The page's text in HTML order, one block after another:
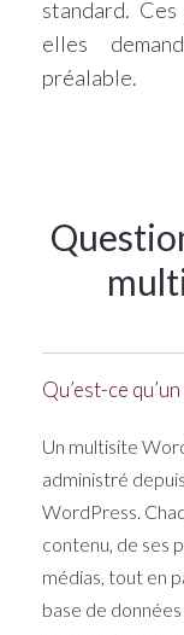
standard.
elles
préalable.
Qu’est-ce
Un multisite
administré
WordPress.
contenu, de ses
médias, tout en
base de